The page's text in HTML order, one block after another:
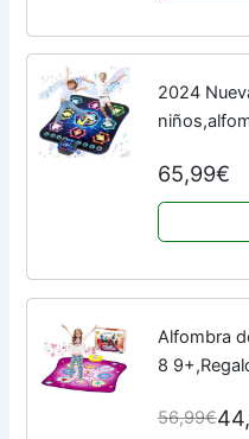
2024
juego,¡un...
65,99€
Alfombra
8
de
56,99€